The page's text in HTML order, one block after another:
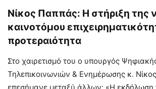
Νίκος Παππάς: Η στήριξη της
καινοτόμου
προτεραιότητα
Στο χαιρετισμό του ο υπουργός
Τηλεπικοινωνιών & Ενημέρωσης κ.
επεσήμανε μεταξύ άλλων: «Η εκδήλωση